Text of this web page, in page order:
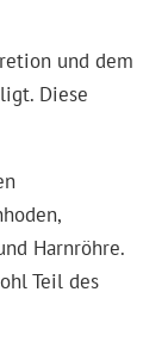
und dem
Diese
Harnröhre.
Teil des